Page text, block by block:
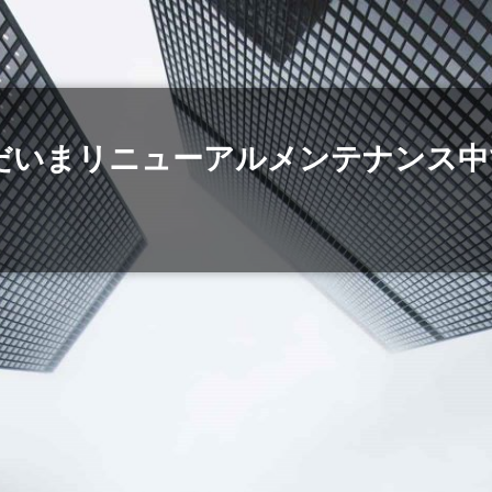
いまリニューアルメンテナンス